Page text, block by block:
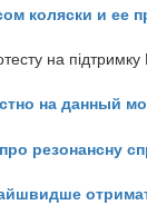
коляски и ее
на
на данный
резонансну